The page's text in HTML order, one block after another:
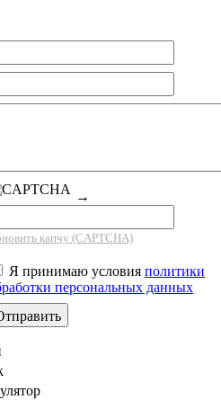
→
капчу (CAPTCHA)
Я принимаю условия политики
персональных данных